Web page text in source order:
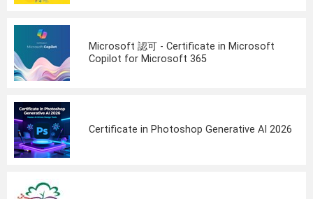
Microsoft 認可 - Certificate in Microsoft
Copilot for Microsoft 365
Certificate in Photoshop Generative AI 2026